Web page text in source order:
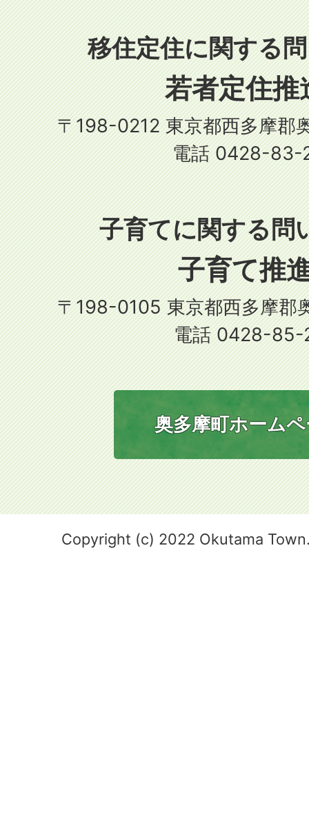
移住定住に関する
若者定住推
〒198-0212 東京都西多摩郡
電話 0428-83-
子育てに関する問
子育て推
〒198-0105 東京都西多摩郡
電話 0428-85-
奥多摩町ホーム
Copyright (c) 2022 Okutama